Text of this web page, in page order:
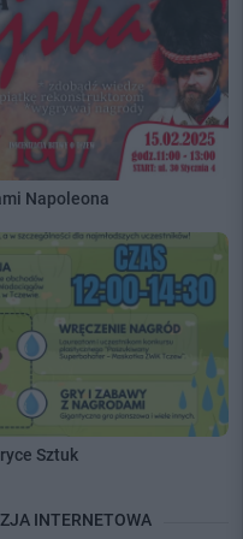
Napoleona
Sztuk
INTERNETOWA